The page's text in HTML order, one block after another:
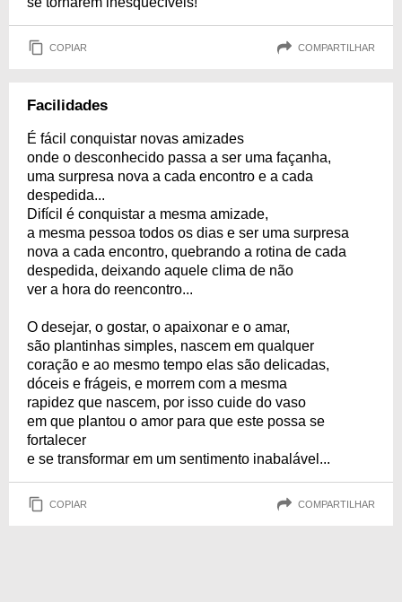
COPIAR COMPARTILHAR
Facilidades
É fácil conquistar novas amizades
onde o desconhecido passa a ser uma façanha,
uma surpresa nova a cada encontro e a cada
despedida...
Difícil é conquistar a mesma amizade,
a mesma pessoa todos os dias e ser uma surpresa
nova a cada encontro, quebrando a rotina de cada
despedida, deixando aquele clima de não
ver a hora do reencontro...
O desejar, o gostar, o apaixonar e o amar,
são plantinhas simples, nascem em qualquer
coração e ao mesmo tempo elas são delicadas,
dóceis e frágeis, e morrem com a mesma
rapidez que nascem, por isso cuide do vaso
em que plantou o amor para que este possa se
fortalecer
e se transformar em um sentimento inabalável...
COPIAR COMPARTILHAR